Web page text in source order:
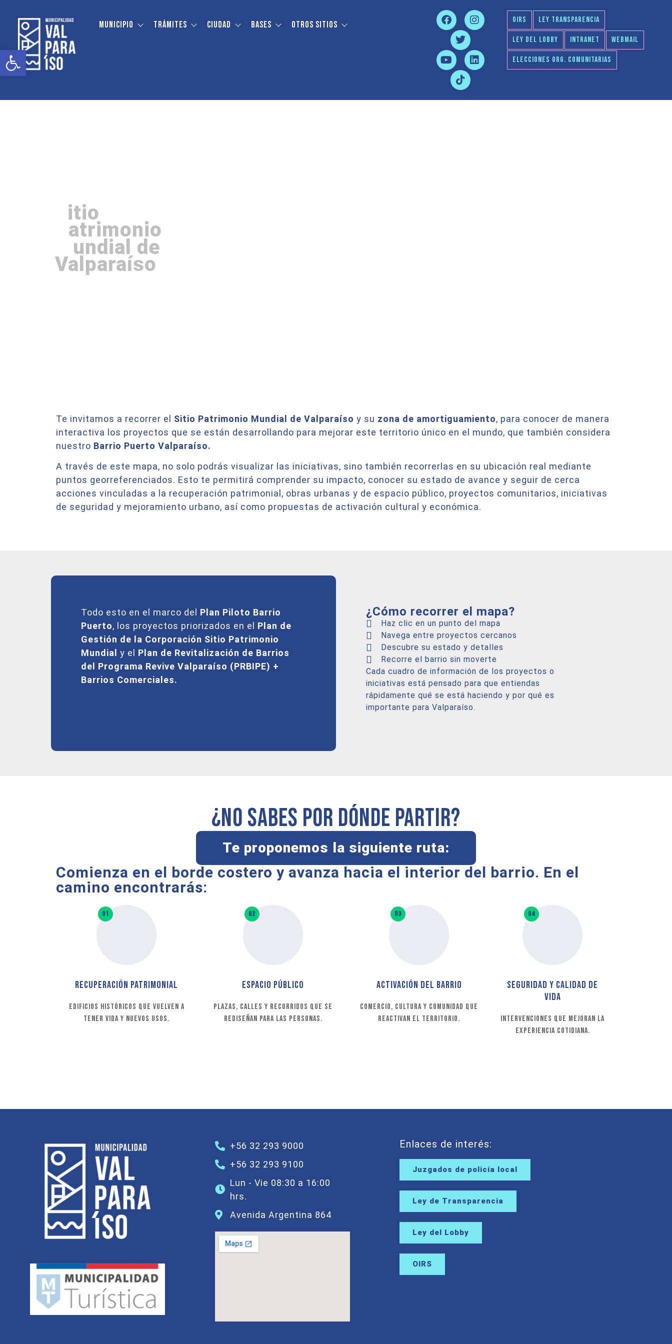
Abrir barra de herramientas
Municipio Trámites Ciudad Bases Otros sitios OIRS LEY TRANSPARENCIA
LEY DEL LOBBY INTRANET WEBMAIL
ELECCIONES ORG. COMUNITARIAS
ValpoMejora
itio
atrimonio
undial de
Valparaíso
Te invitamos a recorrer el Sitio Patrimonio Mundial de Valparaíso y su zona de amortiguamiento, para conocer de manera
interactiva los proyectos que se están desarrollando para mejorar este territorio único en el mundo, que también considera
nuestro Barrio Puerto Valparaíso.
A través de este mapa, no solo podrás visualizar las iniciativas, sino también recorrerlas en su ubicación real mediante
puntos georreferenciados. Esto te permitirá comprender su impacto, conocer su estado de avance y seguir de cerca
acciones vinculadas a la recuperación patrimonial, obras urbanas y de espacio público, proyectos comunitarios, iniciativas
de seguridad y mejoramiento urbano, así como propuestas de activación cultural y económica.
Todo esto en el marco del Plan Piloto Barrio
Puerto, los proyectos priorizados en el Plan de
Gestión de la Corporación Sitio Patrimonio
Mundial y el Plan de Revitalización de Barrios
del Programa Revive Valparaíso (PRBIPE) +
Barrios Comerciales.
¿Cómo recorrer el mapa?
Haz clic en un punto del mapa
Navega entre proyectos cercanos
Descubre su estado y detalles
Recorre el barrio sin moverte
Cada cuadro de información de los proyectos o
iniciativas está pensado para que entiendas
rápidamente qué se está haciendo y por qué es
importante para Valparaíso.
¿No sabes por dónde partir?
Te proponemos la siguiente ruta:
Comienza en el borde costero y avanza hacia el interior del barrio. En el
camino encontrarás:
01
Recuperación patrimonial
Edificios históricos que vuelven a
tener vida y nuevos usos.
02
Espacio público
Plazas, calles y recorridos que se
rediseñan para las personas.
03
Activación del barrio
Comercio, cultura y comunidad que
reactivan el territorio.
04
Seguridad y calidad de
vida
Intervenciones que mejoran la
experiencia cotidiana.
+56 32 293 9000
+56 32 293 9100
Lun - Vie 08:30 a 16:00
hrs.
Avenida Argentina 864
Enlaces de interés:
Juzgados de policía local
Ley de Transparencia
Ley del Lobby
OIRS